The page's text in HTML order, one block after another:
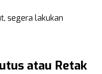
segera lakukan
atau Retak